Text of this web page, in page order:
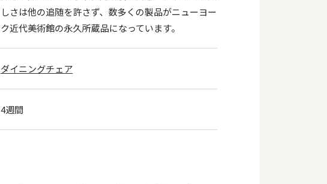
しさは他の追随を許さず、数多くの製品がニューヨー
ク近代美術館の永久所蔵品になっています。
ダイニングチェア
4週間